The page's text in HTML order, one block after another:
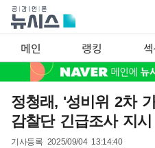
메인 랭킹
정청래, '성비위 2차
감찰단 긴급조사 지시
기사등록 2025/09/04 13:14:40